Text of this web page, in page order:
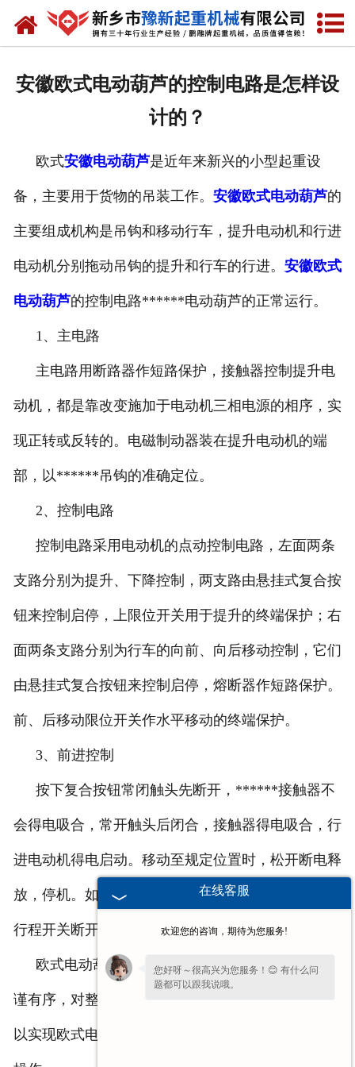
网站首页
资质荣誉
工程案例
联系我们
安徽欧式电动葫芦的控制电路是怎样设
计的？
欧式安徽电动葫芦是近年来新兴的小型起重设
备，主要用于货物的吊装工作。 安徽欧式电动葫芦的
主要组成机构是吊钩和移动行车，提升电动机和行进
电动机分别拖动吊钩的提升和行车的行进。 安徽欧式
电动葫芦的控制电路******电动葫芦的正常运行。
1、主电路
主电路用断路器作短路保护，接触器控制提升电
动机，都是靠改变施加于电动机三相电源的相序，实
现正转或反转的。电磁制动器装在提升电动机的端
部，以******吊钩的准确定位。
2、控制电路
控制电路采用电动机的点动控制电路，左面两条
支路分别为提升、下降控制，两支路由悬挂式复合按
钮来控制启停，上限位开关用于提升的终端保护；右
面两条支路分别为行车的向前、向后移动控制，它们
由悬挂式复合按钮来控制启停，熔断器作短路保护。
前、后移动限位开关作水平移动的终端保护。
3、前进控制
按下复合按钮常闭触头先断开，******接触器不
会得电吸合，常开触头后闭合，接触器得电吸合，行
进电动机得电启动。移动至规定位置时，松开断电释
放，停机。如操作者操作失误，行进到终端位置时，
行程开关断开，接触器断电释放，电动机准确停止。
欧式电动葫芦的控制电路设计十分科学合理，严
谨有序，对整个设备的运行具有至关重要的作用，可
以实现欧式电动葫芦在前进、后退、上下方向的各种
在线客服
欢迎您的咨询，期待为您服务!
您好呀～很高兴为您服务！😊 有什么问
题都可以跟我说哦。